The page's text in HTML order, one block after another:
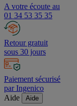
A votre écoute au
01 34 53 35 35
Retour gratuit
sous 30 jours
Paiement sécurisé
par Ingenico
Aide
Aide